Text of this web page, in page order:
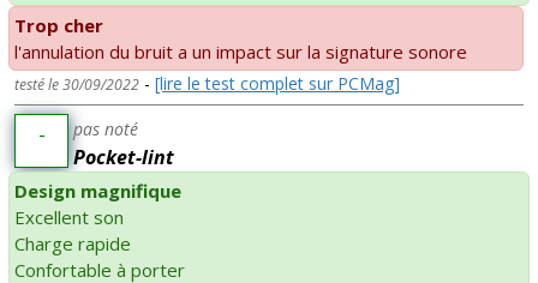
Trop cher
l'annulation du bruit a un impact sur la signature sonore
testé le 30/09/2022 - [lire le test complet sur PCMag]
- pas noté
Pocket-lint
Design magnifique
Excellent son
Charge rapide
Confortable à porter